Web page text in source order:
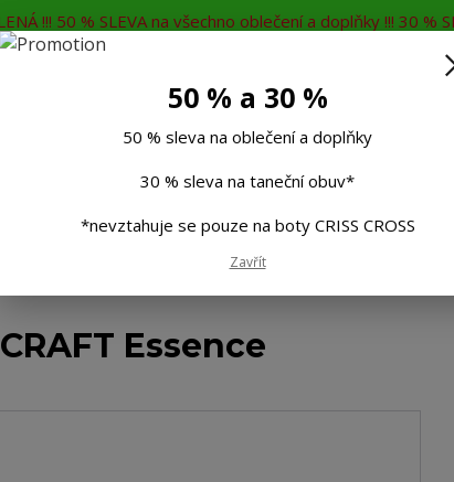
!!! 50 % SLEVA na všechno oblečení a doplňky !!! 30 %
Rádi Vám
Essence
50 % a 30 %
50 % sleva na oblečení a doplňky
30 % sleva na taneční obuv*
*nevztahuje se pouze na boty CRISS CROSS
Zavřít